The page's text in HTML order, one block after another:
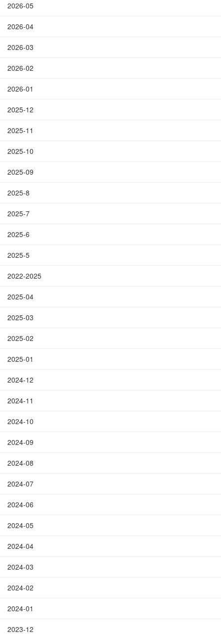
2026-05
2026-04
2026-03
2026-02
2026-01
2025-12
2025-11
2025-10
2025-09
2025-8
2025-7
2025-6
2025-5
2022-2025
2025-04
2025-03
2025-02
2025-01
2024-12
2024-11
2024-10
2024-09
2024-08
2024-07
2024-06
2024-05
2024-04
2024-03
2024-02
2024-01
2023-12